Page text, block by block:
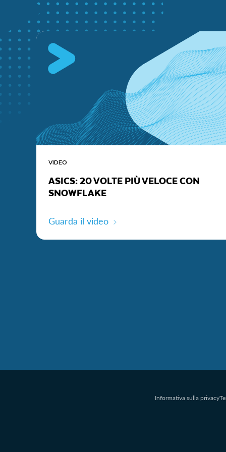
VIDEO
ASICS: 20 VOLTE PIÙ VELOCE CON
SNOWFLAKE
Guarda il video
Informativa sulla privacy